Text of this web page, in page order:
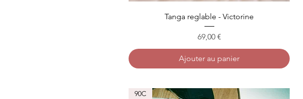
Tanga reglable - Victorine
Prix
69,00 €
Ajouter au panier
90C